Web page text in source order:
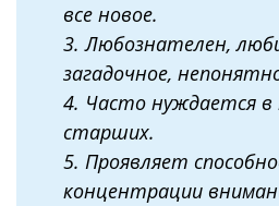
все новое.
3. Любознателен,
загадочное,
4. Часто нуждается в
старших.
5. Проявляет
концентрации